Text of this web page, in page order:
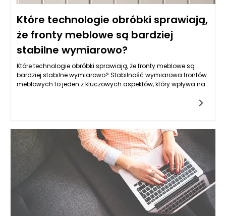
Które technologie obróbki sprawiają,
że fronty meblowe są bardziej
stabilne wymiarowo?
Które technologie obróbki sprawiają, że fronty meblowe są
bardziej stabilne wymiarowo? Stabilność wymiarowa frontów
meblowych to jeden z kluczowych aspektów, który wpływa na